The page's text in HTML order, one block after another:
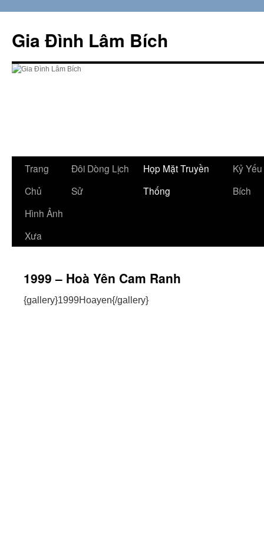
content
Gia Đình Lâm Bích
Trang
Chủ
Đôi Dòng Lịch
Sử
Họp Mặt Truyền
Thống
Kỷ
Bích
Hình Ảnh
Xưa
1999 – Hoà Yên Cam Ranh
{gallery}1999Hoayen{/gallery}